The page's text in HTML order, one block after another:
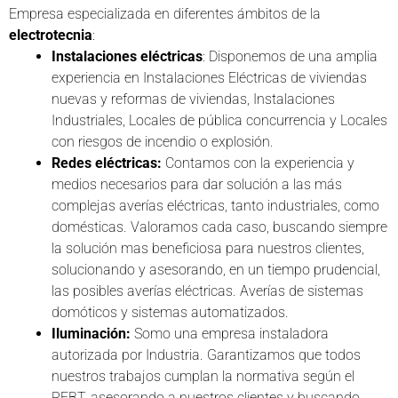
Empresa especializada en diferentes ámbitos de la
electrotecnia:
Instalaciones eléctricas: Disponemos de una amplia
experiencia en Instalaciones Eléctricas de viviendas
nuevas y reformas de viviendas, Instalaciones
Industriales, Locales de pública concurrencia y Locales
con riesgos de incendio o explosión.
Redes eléctricas: Contamos con la experiencia y
medios necesarios para dar solución a las más
complejas averías eléctricas, tanto industriales, como
domésticas. Valoramos cada caso, buscando siempre
la solución mas beneficiosa para nuestros clientes,
solucionando y asesorando, en un tiempo prudencial,
las posibles averías eléctricas. Averías de sistemas
domóticos y sistemas automatizados.
Iluminación: Somo una empresa instaladora
autorizada por Industria. Garantizamos que todos
nuestros trabajos cumplan la normativa según el